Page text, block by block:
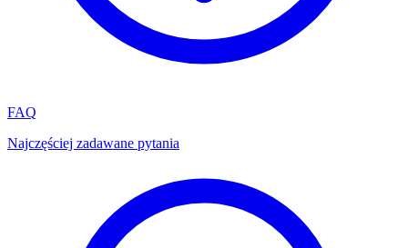
FAQ
Najczęściej zadawane pytania